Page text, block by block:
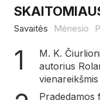
Savaitės Mėnesio
M. K.
autorius